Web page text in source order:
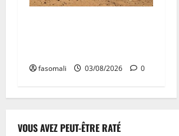
fasomali 03/08/2026 0
VOUS AVEZ PEUT-ÊTRE RATÉ